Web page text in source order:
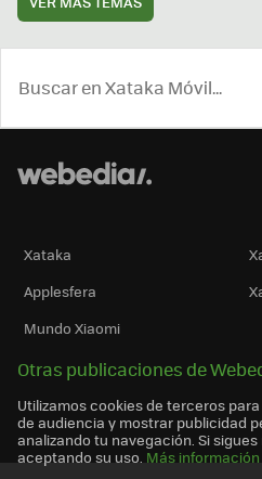
Xataka
Applesfera
Mundo Xiaomi
Otras publicaciones de
Utilizamos cookies de terceros
de audiencia y mostrar publicidad
analizando tu navegación. Si
aceptando su uso. Más información